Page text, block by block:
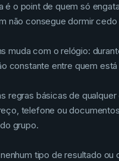
é o point de quem só
não consegue dormir
muda com o relógio:
constante entre quem
regras básicas de
telefone ou
grupo.
tipo de resultado